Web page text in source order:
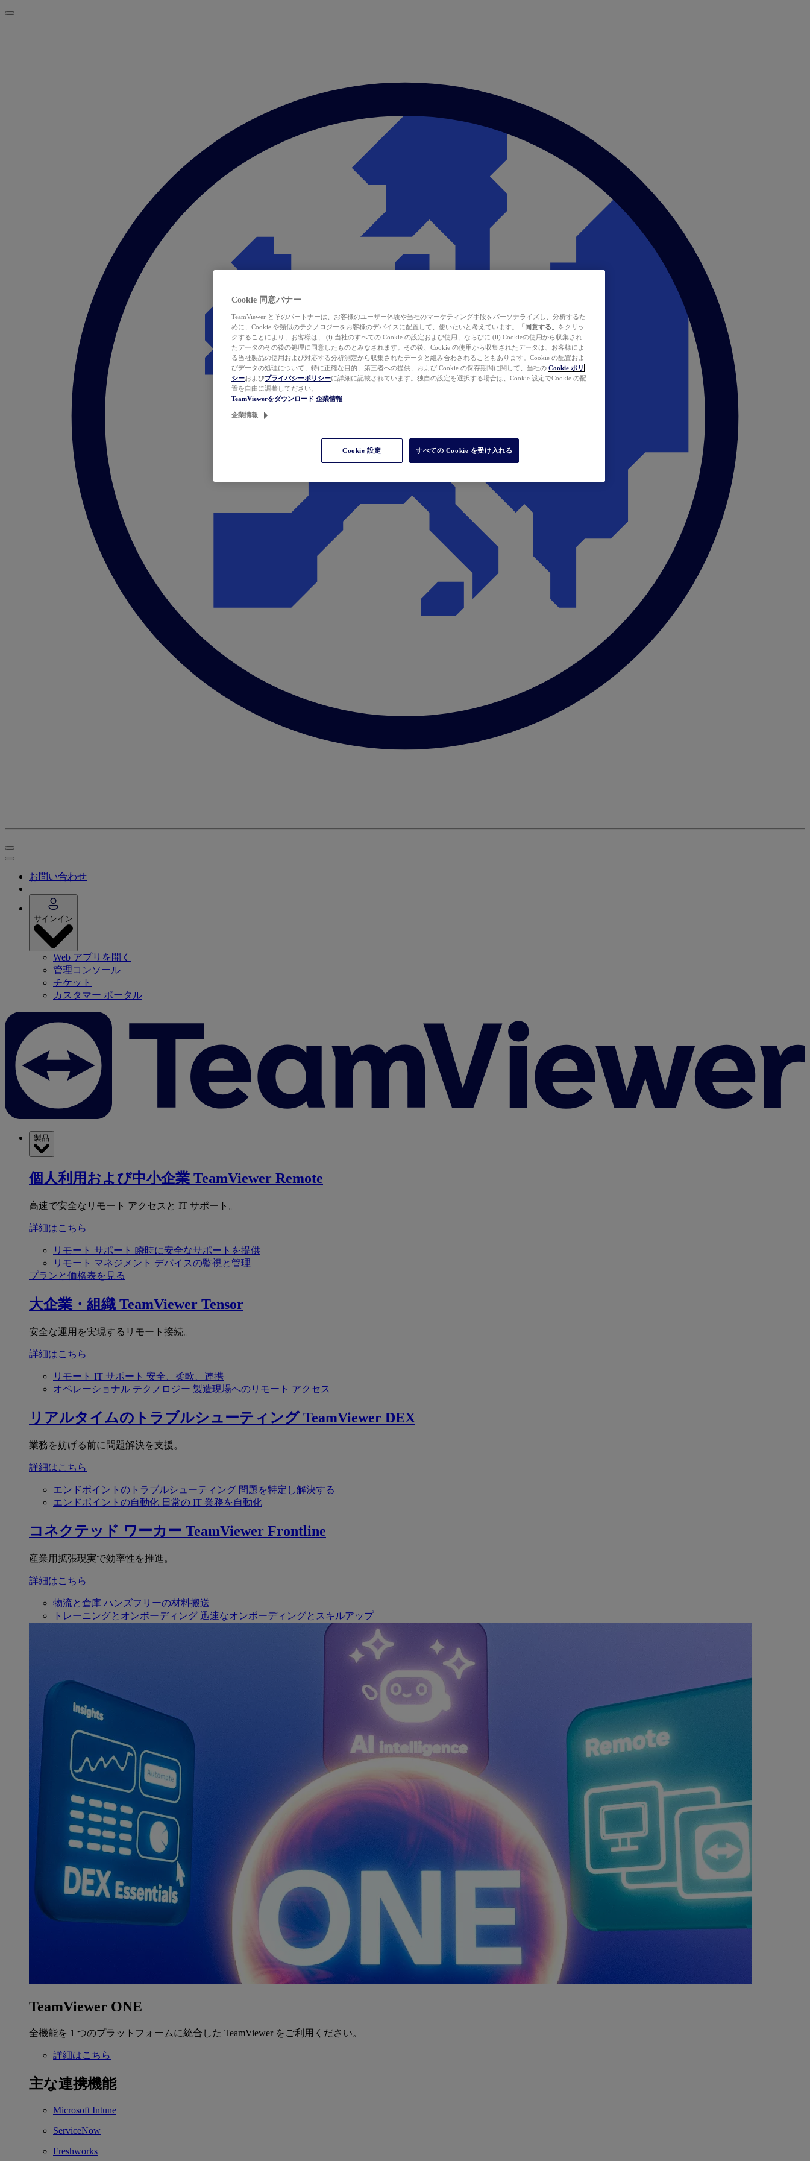
お問い合わせ
サインイン
Web アプリを開く
管理コンソール
チケット
カスタマー ポータル
製品
個人利用および中小企業 TeamViewer Remote
高速で安全なリモート アクセスと IT サポート。
詳細はこちら
リモート サポート 瞬時に安全なサポートを提供
リモート マネジメント デバイスの監視と管理
プランと価格表を見る
大企業・組織 TeamViewer Tensor
安全な運用を実現するリモート接続。
詳細はこちら
リモート IT サポート 安全、柔軟、連携
オペレーショナル テクノロジー 製造現場へのリモート アクセス
リアルタイムのトラブルシューティング TeamViewer DEX
業務を妨げる前に問題解決を支援。
詳細はこちら
エンドポイントのトラブルシューティング 問題を特定し解決する
エンドポイントの自動化 日常の IT 業務を自動化
コネクテッド ワーカー TeamViewer Frontline
産業用拡張現実で効率性を推進。
詳細はこちら
物流と倉庫 ハンズフリーの材料搬送
トレーニングとオンボーディング 迅速なオンボーディングとスキルアップ
TeamViewer ONE
全機能を 1 つのプラットフォームに統合した TeamViewer をご利用ください。
詳細はこちら
主な連携機能
Microsoft Intune
ServiceNow
Freshworks
Cookie 同意バナー
TeamViewer とそのパートナーは、お客様のユーザー体験や当社のマーケティング手段をパーソナライズし、分析するた
めに、Cookie や類似のテクノロジーをお客様のデバイスに配置して、使いたいと考えています。
「同意する」 をクリッ
クすることにより、お客様は、 (i) 当社のすべての Cookie の設定および使用、ならびに (ii) Cookieの使用から収集され
たデータのその後の処理に同意したものとみなされます。その後、Cookie の使用から収集されたデータは、お客様によ
る当社製品の使用および対応する分析測定から収集されたデータと組み合わされることもあります。Cookie の配置およ
びデータの処理について、特に正確な目的、第三者への提供、および Cookie の保存期間に関して、当社の Cookie ポリ
シーおよびプライバシーポリシーに詳細に記載されています。独自の設定を選択する場合は、Cookie 設定でCookie の配
置を自由に調整してださい。
TeamViewerをダウンロード 企業情報
企業情報
Cookie 設定 すべての Cookie を受け入れる